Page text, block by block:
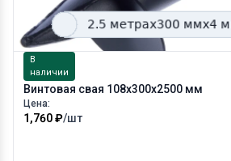
В
наличии
Винтовая свая 108х300х2500 мм
Цена:
1,760 ₽/шт